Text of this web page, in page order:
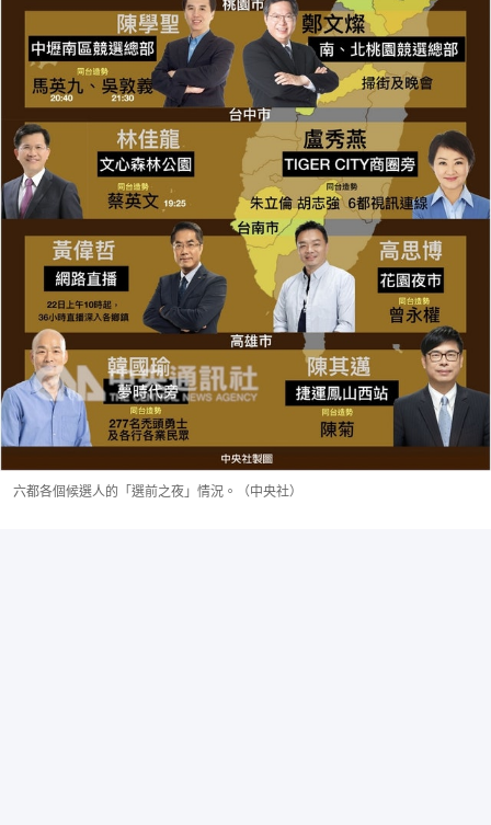
六都各個候選人的「選前之夜」情況。（中央社）